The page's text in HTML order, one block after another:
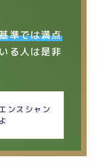
準では満点
る人は是非
ンスシャン